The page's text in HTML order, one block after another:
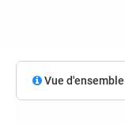
Vue d'ensemble